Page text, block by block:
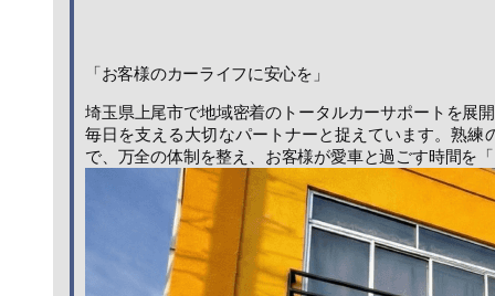
「お客様のカーライフに安心を」
埼玉県上尾市で地域密着のトータルカーサポートを展
毎日を支える大切なパートナーと捉えています。熟
で、万全の体制を整え、お客様が愛車と過ごす時間を